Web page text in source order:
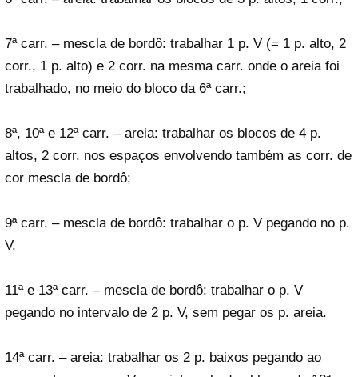
7ª carr. – mescla de bordô: trabalhar 1 p. V (= 1 p. alto, 2
corr., 1 p. alto) e 2 corr. na mesma carr. onde o areia foi
trabalhado, no meio do bloco da 6ª carr.;
8ª, 10ª e 12ª carr. – areia: trabalhar os blocos de 4 p.
altos, 2 corr. nos espaços envolvendo também as corr. de
cor mescla de bordô;
9ª carr. – mescla de bordô: trabalhar o p. V pegando no p.
V.
11ª e 13ª carr. – mescla de bordô: trabalhar o p. V
pegando no intervalo de 2 p. V, sem pegar os p. areia.
14ª carr. – areia: trabalhar os 2 p. baixos pegando ao